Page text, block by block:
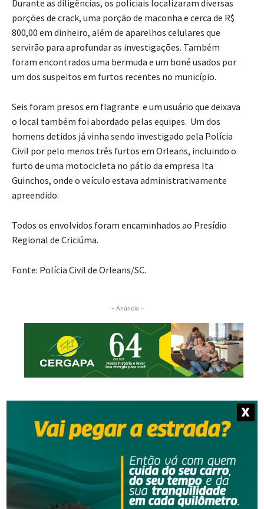
porções de crack, uma porção de maconha e cerca de R$
800,00 em dinheiro, além de aparelhos celulares que
servirão para aprofundar as investigações. Também
foram encontrados uma bermuda e um boné usados por
um dos suspeitos em furtos recentes no município.
Seis foram presos em flagrante e um usuário que deixava
o local também foi abordado pelas equipes. Um dos
homens detidos já vinha sendo investigado pela Polícia
Civil por pelo menos três furtos em Orleans, incluindo o
furto de uma motocicleta no pátio da empresa Ita
Guinchos, onde o veículo estava administrativamente
apreendido.
Todos os envolvidos foram encaminhados ao Presídio
Regional de Criciúma.
Fonte: Polícia Civil de Orleans/SC.
- Anúncio -
NOTÍCIAS RELACIONADAS
X